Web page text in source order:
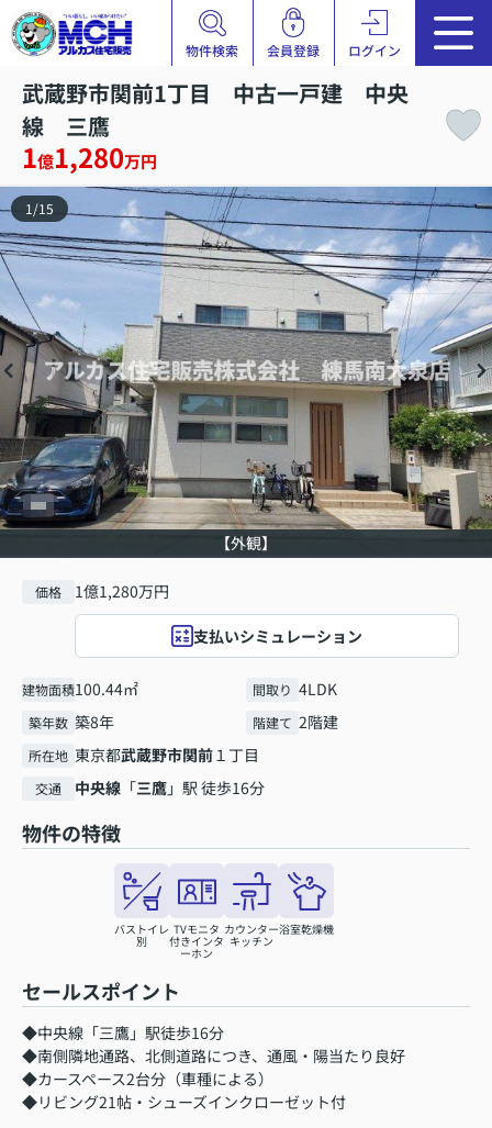
物件検索 会員登録 ログイン
武蔵野市関前1丁目 中古一戸建 中央
線 三鷹
1億1,280万円
【外観】
1/15
価格 1億1,280万円
支払いシミュレーション
建物面積100.44㎡ 間取り 4LDK
築年数 築8年 階建て 2階建
所在地 東京都武蔵野市関前１丁目
交通 中央線 「三鷹」駅 徒歩16分
物件の特徴
バストイレ
別
TVモニタ
付きインタ
ーホン
カウンター
キッチン
浴室乾燥機
セールスポイント
◆中央線「三鷹」駅徒歩16分
◆南側隣地通路、北側道路につき、通風・陽当たり良好
◆カースペース2台分（車種による）
◆リビング21帖・シューズインクローゼット付